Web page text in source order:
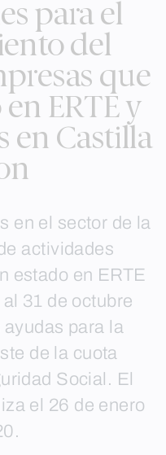
para el
del
que
ERTE y
en Castilla
en el sector de la
actividades
estado en ERTE
31 de octubre
para la
de la cuota
Social. El
el 26 de enero